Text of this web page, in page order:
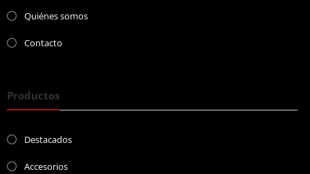
Quiénes somos
Contacto
Productos
Destacados
Accesorios